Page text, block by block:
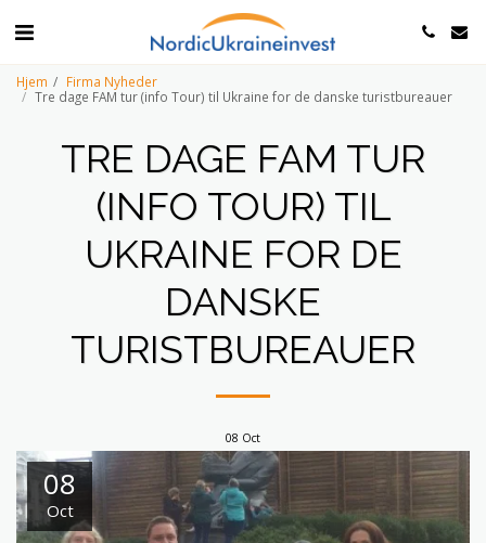
Hjem
Firma Nyheder
Tre dage FAM tur (info Tour) til Ukraine for de danske turistbureauer
TRE DAGE FAM TUR
(INFO TOUR) TIL
UKRAINE FOR DE
DANSKE
TURISTBUREAUER
08 Oct
08
Oct